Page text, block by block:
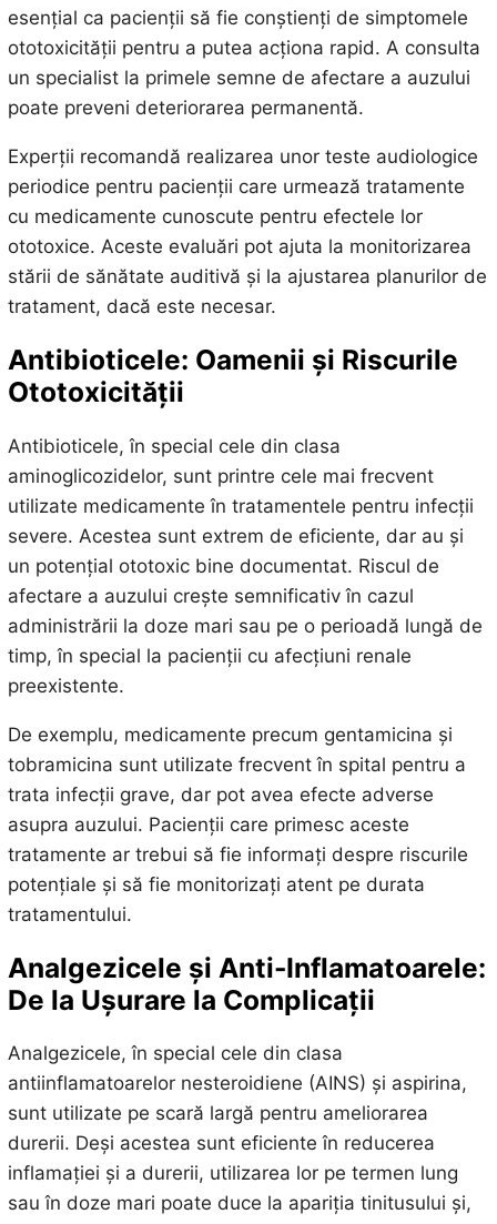
esențial ca pacienții să fie conștienți de simptomele
ototoxicității pentru a putea acționa rapid. A consulta
un specialist la primele semne de afectare a auzului
poate preveni deteriorarea permanentă.
Experții recomandă realizarea unor teste audiologice
periodice pentru pacienții care urmează tratamente
cu medicamente cunoscute pentru efectele lor
ototoxice. Aceste evaluări pot ajuta la monitorizarea
stării de sănătate auditivă și la ajustarea planurilor de
tratament, dacă este necesar.
Antibioticele: Oamenii și Riscurile
Ototoxicității
Antibioticele, în special cele din clasa
aminoglicozidelor, sunt printre cele mai frecvent
utilizate medicamente în tratamentele pentru infecții
severe. Acestea sunt extrem de eficiente, dar au și
un potențial ototoxic bine documentat. Riscul de
afectare a auzului crește semnificativ în cazul
administrării la doze mari sau pe o perioadă lungă de
timp, în special la pacienții cu afecțiuni renale
preexistente.
De exemplu, medicamente precum gentamicina și
tobramicina sunt utilizate frecvent în spital pentru a
trata infecții grave, dar pot avea efecte adverse
asupra auzului. Pacienții care primesc aceste
tratamente ar trebui să fie informați despre riscurile
potențiale și să fie monitorizați atent pe durata
tratamentului.
Analgezicele și Anti-Inflamatoarele:
De la Ușurare la Complicații
Analgezicele, în special cele din clasa
antiinflamatoarelor nesteroidiene (AINS) și aspirina,
sunt utilizate pe scară largă pentru ameliorarea
durerii. Deși acestea sunt eficiente în reducerea
inflamației și a durerii, utilizarea lor pe termen lung
sau în doze mari poate duce la apariția tinitusului și,